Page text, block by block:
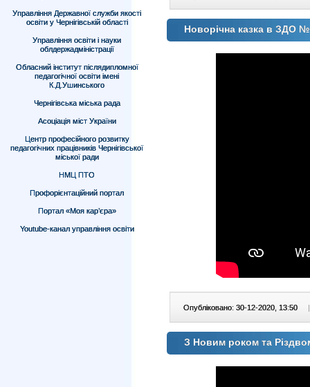
Управління Державної служби якості
освіти у Чернігівській області
Управління освіти і науки
облдержадміністрації
Обласний інститут післядипломної
педагогічної освіти імені
К.Д.Ушинського
Чернігівська міська рада
Асоціація міст України
Центр професійного розвитку
педагогічних працівників Чернігівської
міської ради
НМЦ ПТО
Профорієнтаційний портал
Портал «Моя кар’єра»
Youtube-канал управління освіти
Новорічна казка в ЗДО
Опубліковано: 30-12-2020, 13:50 |
З Новим роком та